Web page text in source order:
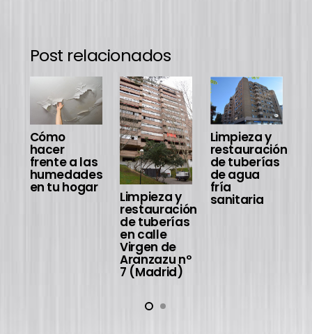
Post relacionados
Cómo
hacer
frente a las
humedades
en tu hogar
Limpieza y
restauración
de tuberías
en calle
Virgen de
Aranzazu nº
7 (Madrid)
Limpieza y
restauración
de tuberías
de agua
fría
sanitaria